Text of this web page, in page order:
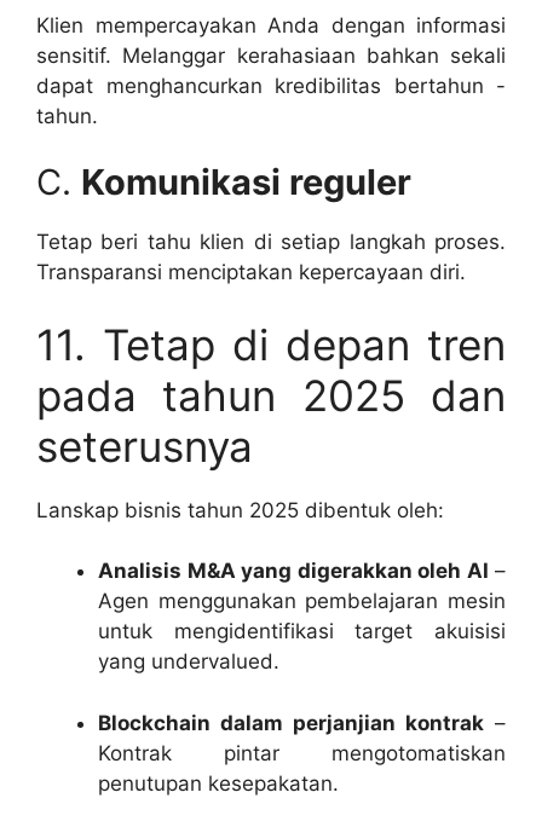
Klien mempercayakan Anda dengan informasi
sensitif. Melanggar kerahasiaan bahkan sekali
dapat menghancurkan kredibilitas bertahun -
tahun.
C. Komunikasi reguler
Tetap beri tahu klien di setiap langkah proses.
Transparansi menciptakan kepercayaan diri.
11. Tetap di depan tren
pada tahun 2025 dan
seterusnya
Lanskap bisnis tahun 2025 dibentuk oleh:
Analisis M&A yang digerakkan oleh AI –
Agen menggunakan pembelajaran mesin
untuk mengidentifikasi target akuisisi
yang undervalued.
Blockchain dalam perjanjian kontrak –
Kontrak pintar mengotomatiskan
penutupan kesepakatan.